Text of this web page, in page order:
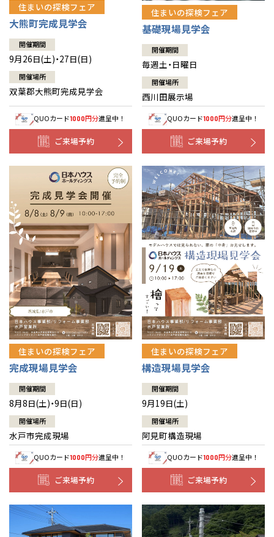
住まいの探検フェア
大熊町完成見学会
開催期間
9月26日(土)・27日(日)
開催場所
双葉郡大熊町完成見学会
QUOカード1000円分進呈中！
ご来場予約
住まいの探検フェア
基礎現場見学会
開催期間
毎週土・日曜日
開催場所
西川田展示場
QUOカード1000円分進呈中！
ご来場予約
住まいの探検フェア
完成現場見学会
開催期間
8月8日(土)・9日(日)
開催場所
水戸市完成現場
QUOカード1000円分進呈中！
ご来場予約
住まいの探検フェア
構造現場見学会
開催期間
9月19日(土)
開催場所
阿見町構造現場
QUOカード1000円分進呈中！
ご来場予約